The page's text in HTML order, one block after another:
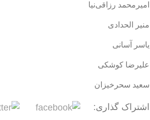
امیرمحمد رزاقی‌نیا
منیر الحدادی
یاسر آسانی
علیرضا کوشکی
سعید سحرخیزان
اشتراک گذاری: